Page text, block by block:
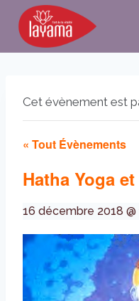
Aller
contenu
Cet évènement est
« Tout Évènements
Hatha Yoga
16 décembre 2018 @